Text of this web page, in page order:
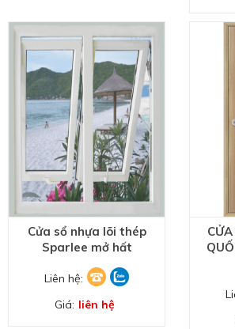
Cửa sổ nhựa lõi thép
Sparlee mở hất
Liên hệ:
Giá: liên hệ